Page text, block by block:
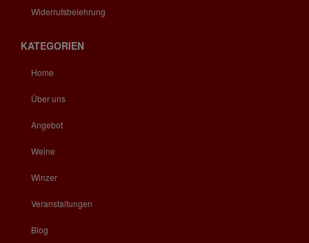
Widerrufsbelehrung
KATEGORIEN
Home
Über uns
Angebot
Weine
Winzer
Veranstaltungen
Blog